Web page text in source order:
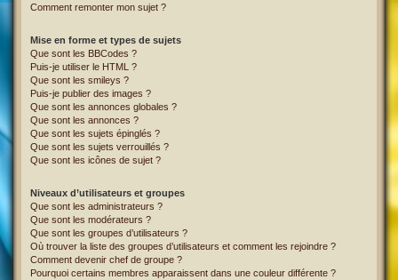
Comment remonter mon sujet ?
Mise en forme et types de sujets
Que sont les BBCodes ?
Puis-je utiliser le HTML ?
Que sont les smileys ?
Puis-je publier des images ?
Que sont les annonces globales ?
Que sont les annonces ?
Que sont les sujets épinglés ?
Que sont les sujets verrouillés ?
Que sont les icônes de sujet ?
Niveaux d’utilisateurs et groupes
Que sont les administrateurs ?
Que sont les modérateurs ?
Que sont les groupes d’utilisateurs ?
Où trouver la liste des groupes d’utilisateurs et comment les rejoindre ?
Comment devenir chef de groupe ?
Pourquoi certains membres apparaissent dans une couleur différente ?